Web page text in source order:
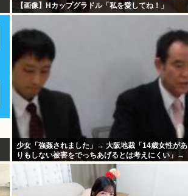
【画像】Hカップグラドル「私を愛してね！」
少女「強姦されました」→ 大阪地裁「14歳女性があ
りもしない被害をでっちあげるとは考えにくい」→
懲役12年→元少女「嘘でしたw」